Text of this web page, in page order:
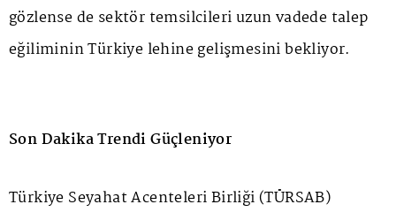
gözlense de sektör temsilcileri uzun vadede talep
eğiliminin Türkiye lehine gelişmesini bekliyor.
Son Dakika Trendi Güçleniyor
Türkiye Seyahat Acenteleri Birliği (TÜRSAB)